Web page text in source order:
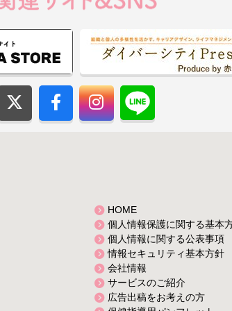
HOME
個人情報保護に関する基本
個人情報に関する公表事項
情報セキュリティ基本方針
会社情報
サービスのご紹介
広告出稿をお考えの方